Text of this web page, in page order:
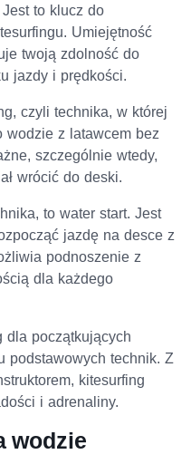
to klucz do
Umiejętność
twoją zdolność do
jazdy i prędkości.
czyli technika, w której
wodzie z latawcem bez
szczególnie wtedy,
wrócić do deski.
to water start. Jest
jazdę na desce z
podnoszenie z
dla każdego
dla początkujących
podstawowych technik. Z
kitesurfing
i adrenaliny.
wodzie